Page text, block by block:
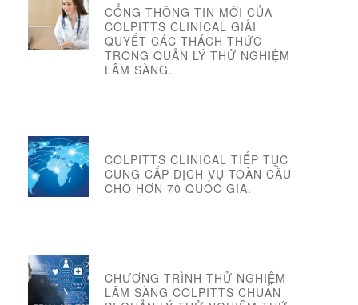
CỔNG THÔNG TIN MỚI CỦA
COLPITTS CLINICAL GIẢI
QUYẾT CÁC THÁCH THỨC
TRONG QUẢN LÝ THỬ NGHIỆM
LÂM SÀNG.
COLPITTS CLINICAL TIẾP TỤC
CUNG CẤP DỊCH VỤ TOÀN CẦU
CHO HƠN 70 QUỐC GIA.
CHƯƠNG TRÌNH THỬ NGHIỆM
LÂM SÀNG COLPITTS CHUẨN